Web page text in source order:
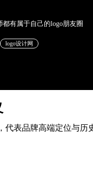
有属于自己的logo朋友圈
logo设计网
代表品牌高端定位与